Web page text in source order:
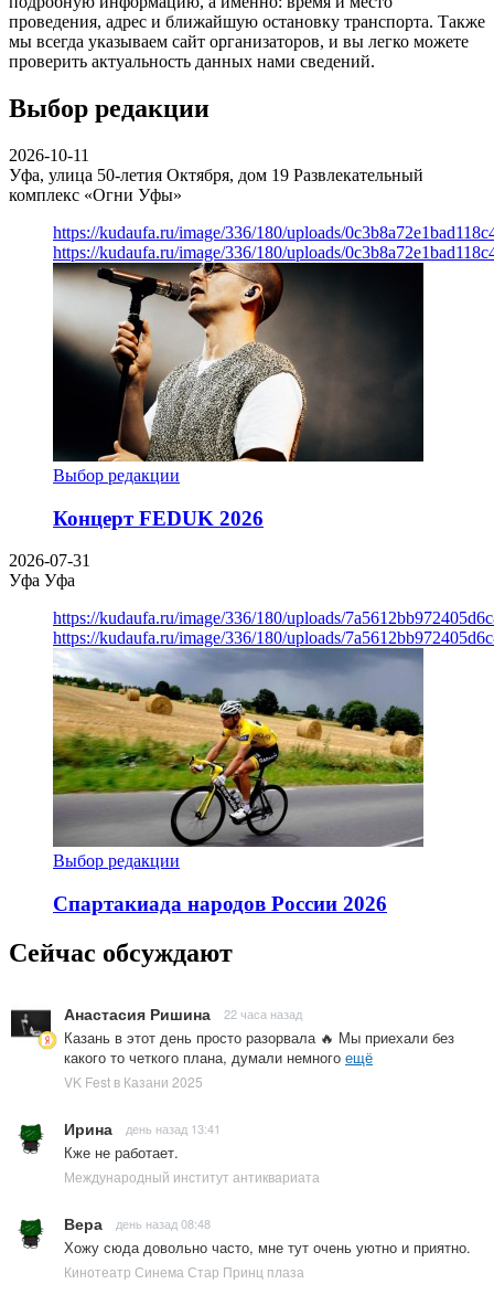
проведения, адрес и ближайшую остановку транспорта. Также
мы всегда указываем сайт организаторов, и вы легко можете
проверить актуальность данных нами сведений.
Выбор редакции
2026-10-11
Уфа, улица 50-летия Октября, дом 19 Развлекательный
комплекс «Огни Уфы»
https://kudaufa.ru/image/336/180/uploads/
https://kudaufa.ru/image/336/180/uploads/
Выбор редакции
Концерт FEDUK 2026
2026-07-31
Уфа Уфа
https://kudaufa.ru/image/336/180/uploads/
https://kudaufa.ru/image/336/180/uploads/
Выбор редакции
Спартакиада народов России 2026
Сейчас обсуждают
Анастасия Ришина 22 часа назад
Казань в этот день просто разорвала 🔥 Мы приехали без
какого то четкого плана, думали немного ещё
VK Fest в Казани 2025
Ирина день назад 13:41
Кже не работает.
Международный институт антиквариата
Вера день назад 08:48
Хожу сюда довольно часто, мне тут очень уютно и приятно.
Кинотеатр Синема Стар Принц плаза